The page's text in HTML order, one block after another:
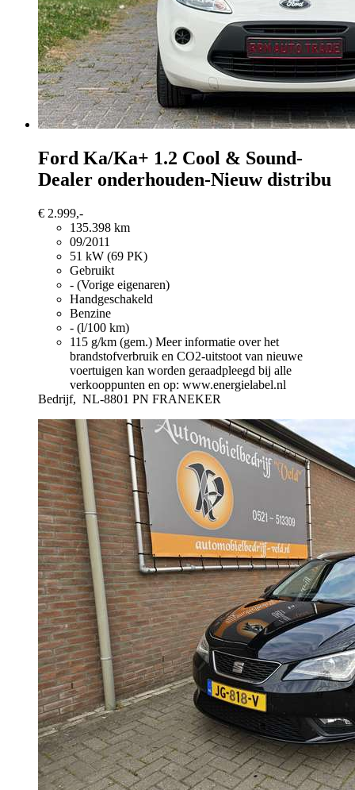
Ford Ka/Ka+ 1.2 Cool & Sound-
Dealer onderhouden-Nieuw distribu
€ 2.999,-
135.398 km
09/2011
51 kW (69 PK)
Gebruikt
- (Vorige eigenaren)
Handgeschakeld
Benzine
- (l/100 km)
115 g/km (gem.) Meer informatie over het
brandstofverbruik en CO2-uitstoot van nieuwe
voertuigen kan worden geraadpleegd bij alle
verkooppunten en op: www.energielabel.nl
Bedrijf, NL-8801 PN FRANEKER